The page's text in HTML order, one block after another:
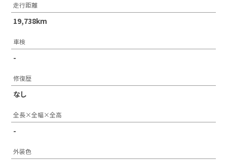
走行距離
19,738km
車検
-
修復歴
なし
全長×全幅×全高
-
外装色